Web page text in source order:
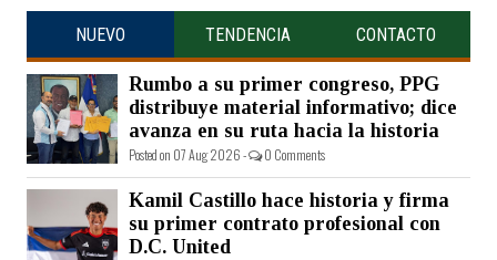
NUEVO TENDENCIA CONTACTO
Rumbo a su primer congreso, PPG
distribuye material informativo; dice
avanza en su ruta hacia la historia
Posted on 07 Aug 2026 - 0 Comments
Kamil Castillo hace historia y firma
su primer contrato profesional con
D.C. United